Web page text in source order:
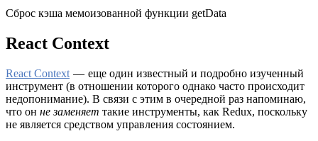
Сброс кэша мемоизованной функции getData
React Context
React Context — еще один известный и подробно изученный
инструмент (в отношении которого однако часто происходит
недопонимание). В связи с этим в очередной раз напоминаю,
что он не заменяет такие инструменты, как Redux, поскольку
не является средством управления состоянием.